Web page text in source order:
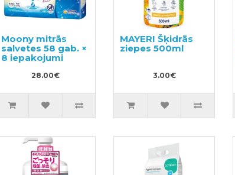
Moony mitrās
salvetes 58 gab. ×
8 iepakojumi
28.00€
MAYERI Šķidrās
ziepes 500ml
3.00€